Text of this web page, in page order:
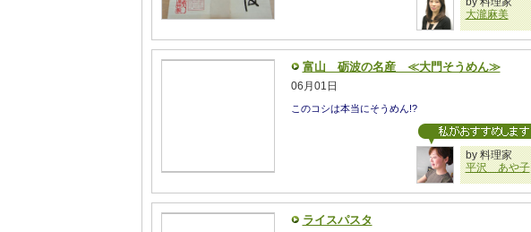
大瀧麻美
富山 砺波の名産 ≪大門そうめん≫
06月01日
このコシは本当にそうめん!?
by 料理家
平沢 あや子
ライスパスタ